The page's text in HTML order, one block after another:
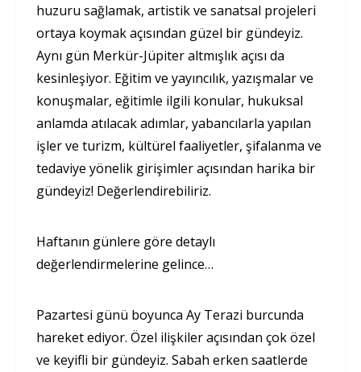
huzuru sağlamak, artistik ve sanatsal projeleri
ortaya koymak açısından güzel bir gündeyiz.
Aynı gün Merkür-Jüpiter altmışlık açısı da
kesinleşiyor. Eğitim ve yayıncılık, yazışmalar ve
konuşmalar, eğitimle ilgili konular, hukuksal
anlamda atılacak adımlar, yabancılarla yapılan
işler ve turizm, kültürel faaliyetler, şifalanma ve
tedaviye yönelik girişimler açısından harika bir
gündeyiz! Değerlendirebiliriz.
Haftanın günlere göre detaylı
değerlendirmelerine gelince…
Pazartesi günü boyunca Ay Terazi burcunda
hareket ediyor. Özel ilişkiler açısından çok özel
ve keyifli bir gündeyiz. Sabah erken saatlerde